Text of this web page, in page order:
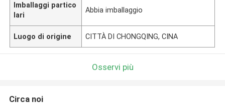
Imballaggi partico
lari
Abbia imballaggio
Luogo di origine CITTÀ DI CHONGQING, CINA
Osservi più
Circa noi